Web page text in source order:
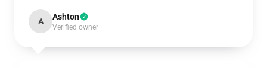
A Ashton
Verified owner